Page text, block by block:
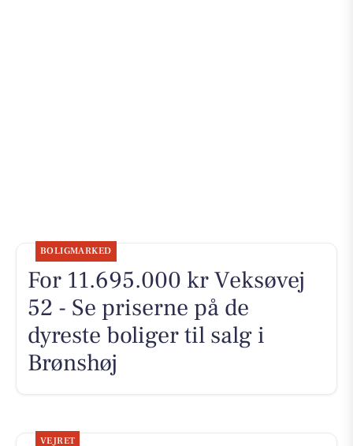
BOLIGMARKED
For 11.695.000 kr Veksøvej
52 - Se priserne på de
dyreste boliger til salg i
Brønshøj
VEJRET